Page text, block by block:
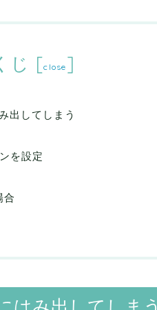
じ [close ]
出してしまう
を設定
合